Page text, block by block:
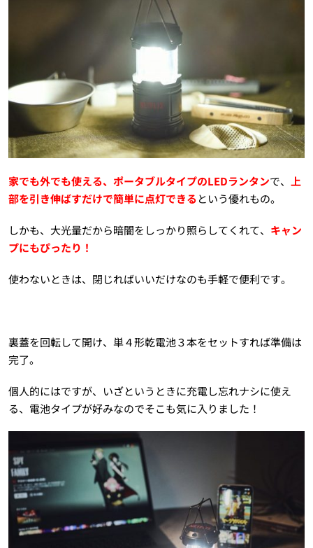
家でも外でも使える、ポータブルタイプのLEDランタンで、 上
部を引き伸ばすだけで簡単に点灯できるという優れもの。
しかも、大光量だから暗闇をしっかり照らしてくれて、 キャン
プにもぴったり！
使わないときは、閉じればいいだけなのも手軽で便利です。
裏蓋を回転して開け、単４形乾電池３本をセットすれば準備は
完了。
個人的にはですが、いざというときに充電し忘れナシに使え
る、電池タイプが好みなのでそこも気に入りました！